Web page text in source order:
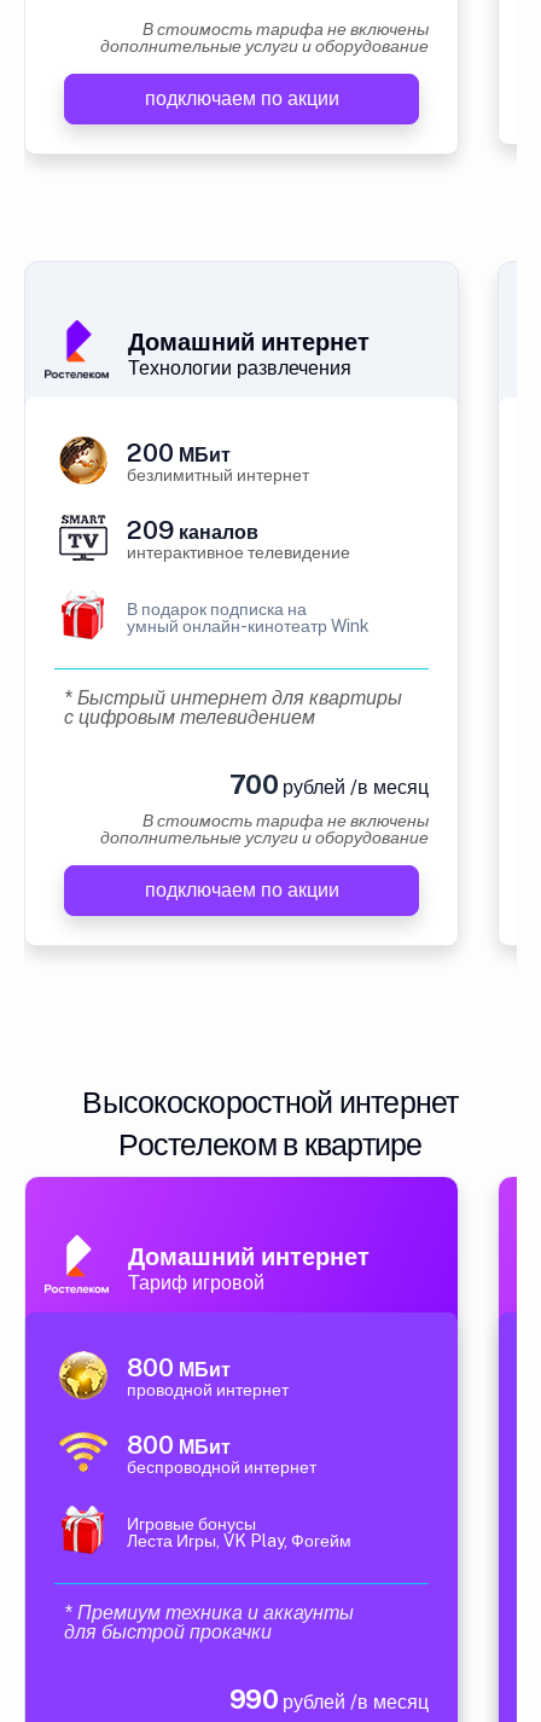
В стоимость тарифа не включены
дополнительные услуги и оборудование
подключаем по акции
Домашний интернет
Технологии развлечения
200 МБит
безлимитный интернет
209 каналов
интерактивное телевидение
В подарок подписка на
умный онлайн-кинотеатр Wink
* Быстрый интернет для квартиры
с цифровым телевидением
700 рублей /в месяц
В стоимость тарифа не включены
дополнительные услуги и оборудование
подключаем по акции
Высокоскоростной интернет
Ростелеком в квартире
Домашний интернет
Тариф игровой
800 МБит
проводной интернет
800 МБит
беспроводной интернет
Игровые бонусы
Леста Игры, VK Play, Фогейм
* Премиум техника и аккаунты
для быстрой прокачки
990 рублей /в месяц